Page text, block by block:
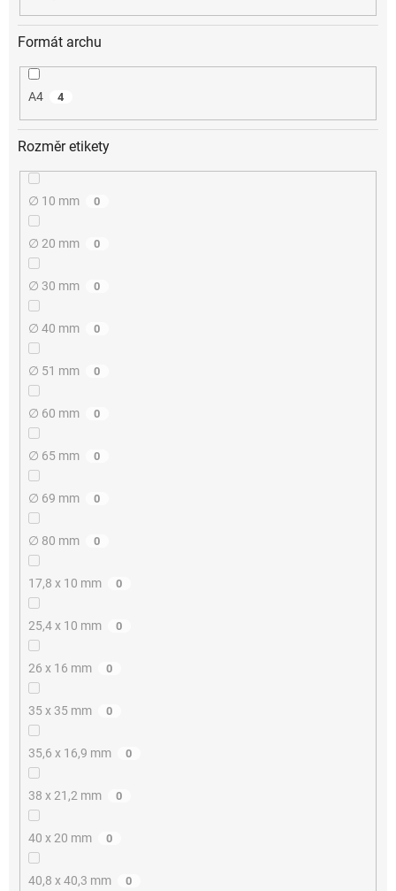
Formát archu
A4 4
Rozměr etikety
∅ 10 mm 0
∅ 20 mm 0
∅ 30 mm 0
∅ 40 mm 0
∅ 51 mm 0
∅ 60 mm 0
∅ 65 mm 0
∅ 69 mm 0
∅ 80 mm 0
17,8 x 10 mm 0
25,4 x 10 mm 0
26 x 16 mm 0
35 x 35 mm 0
35,6 x 16,9 mm 0
38 x 21,2 mm 0
40 x 20 mm 0
40,8 x 40,3 mm 0